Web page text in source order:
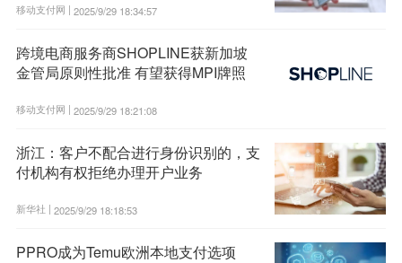
移动支付网 | 2025/9/29 18:34:57
跨境电商服务商SHOPLINE获新加坡
金管局原则性批准 有望获得MPI牌照
移动支付网 | 2025/9/29 18:21:08
浙江：客户不配合进行身份识别的，支
付机构有权拒绝办理开户业务
新华社 | 2025/9/29 18:18:53
PPRO成为Temu欧洲本地支付选项